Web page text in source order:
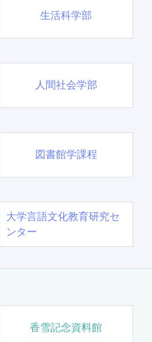
生活科学部
人間社会学部
図書館学課程
大学言語文化教育研究セ
ンター
香雪記念資料館